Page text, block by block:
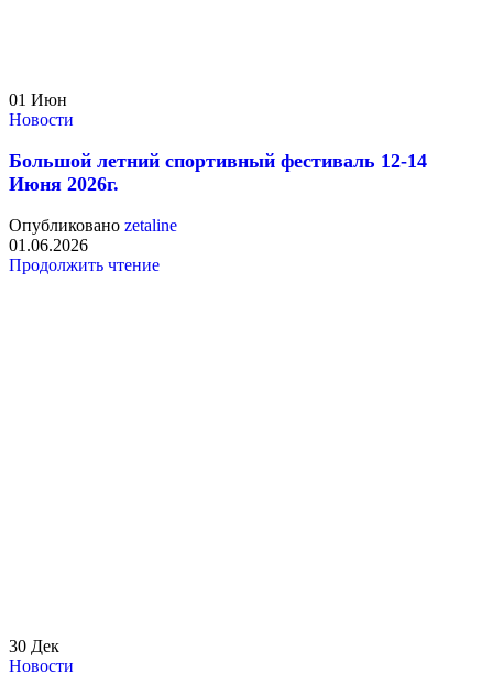
01 Июн
Новости
Большой летний спортивный фестиваль 12-14
Июня 2026г.
Опубликовано zetaline
01.06.2026
Продолжить чтение
30 Дек
Новости